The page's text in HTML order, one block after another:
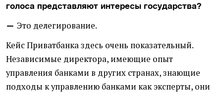
голоса представляют интересы государства?
— Это делегирование.
Кейс Приватбанка здесь очень показательный.
Независимые директора, имеющие опыт
управления банками в других странах, знающие
подходы к управлению банками как эксперты, они